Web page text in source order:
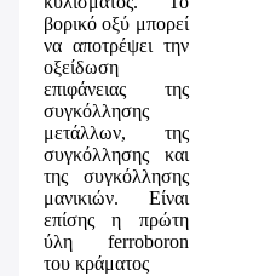
βορικό οξύ μπορεί
να αποτρέψει την
οξείδωση
επιφάνειας της
συγκόλλησης
μετάλλων, της
συγκόλλησης και
της συγκόλλησης
μανικιών. Είναι
επίσης η πρώτη
ύλη ferroboron
του κράματος